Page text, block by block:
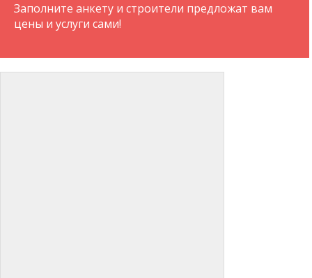
Заполните анкету и строители предложат вам
цены и услуги сами!